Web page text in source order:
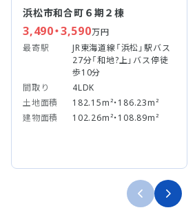
浜松市和合町６期２棟
3,490・3,590万円
最寄駅
JR東海道線「浜松」駅バス
27分「和地?上」バス停徒
歩10分
間取り
4LDK
土地面積
182.15m²・186.23m²
建物面積
102.26m²・108.89m²